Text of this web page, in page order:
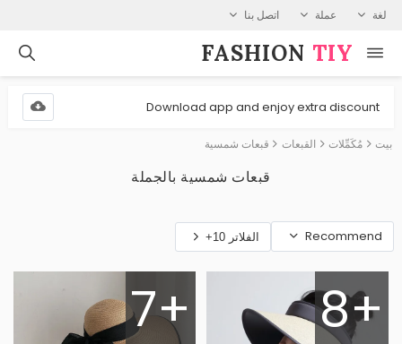
لغة عملة اتصل بنا
FASHION⁠ TIY
Download app and enjoy extra discount
بيت مُكَمِّلات القبعات قبعات شمسية
قبعات شمسية بالجملة
Recommend الفلاتر 10+
8+
7+